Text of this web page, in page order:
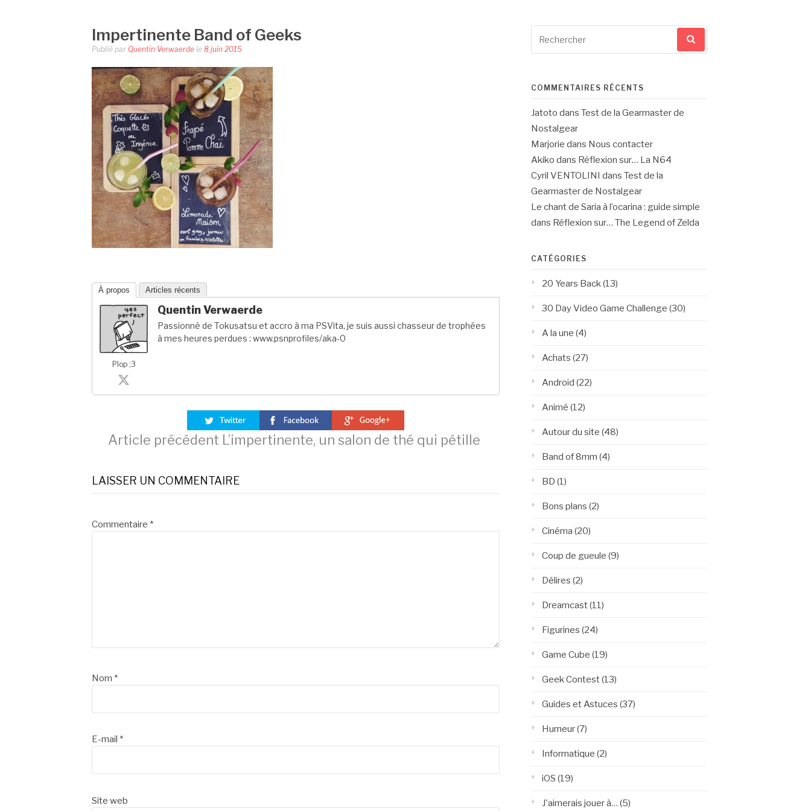
Impertinente Band of Geeks
Publié par Quentin Verwaerde le 8 juin 2015
À propos Articles récents
Plop ;3
Quentin Verwaerde
Passionné de Tokusatsu et accro à ma PSVita, je suis aussi chasseur de trophées
à mes heures perdues : www.psnprofiles/aka-0
Lire
la
suite
Article précédent L’impertinente, un salon de thé qui pétille
LAISSER UN COMMENTAIRE
Commentaire *
Nom *
E-mail *
Site web
pour
COMMENTAIRES RÉCENTS
Jatoto dans Test de la Gearmaster de
Nostalgear
Marjorie dans Nous contacter
Akiko dans Réflexion sur… La N64
Cyril VENTOLINI dans Test de la
Gearmaster de Nostalgear
Le chant de Saria à l’ocarina : guide simple
dans Réflexion sur… The Legend of Zelda
CATÉGORIES
20 Years Back (13)
30 Day Video Game Challenge (30)
A la une (4)
Achats (27)
Android (22)
Animé (12)
Autour du site (48)
Band of 8mm (4)
BD (1)
Bons plans (2)
Cinéma (20)
Coup de gueule (9)
Délires (2)
Dreamcast(11)
Figurines (24)
Game Cube (19)
Geek Contest(13)
Guides et Astuces (37)
Humeur(7)
Informatique (2)
iOS (19)
J'aimerais jouer à… (5)